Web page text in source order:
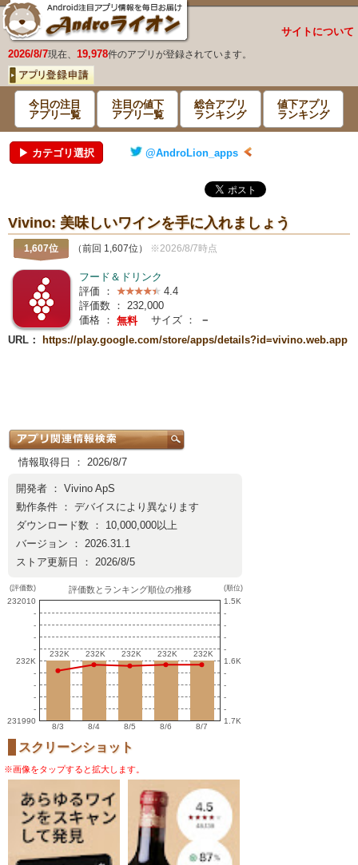
サイトについて
2026/8/7現在、 19,978件のアプリが登録されています。
今日の注目
アプリ一覧
注目の値下
アプリ一覧
総合アプリ
ランキング
値下アプリ
ランキング
▶ カテゴリ選択 @AndroLion_apps
Vivino: 美味しいワインを手に入れましょう
1,607位 （前回 1,607位） ※2026/8/7時点
フード＆ドリンク
評価 ：
4.4
評価数 ： 232,000
価格 ： 無料 サイズ ：
－
URL：
https://play.google.com/store/apps/details?id=vivino.web.app
情報取得日 ： 2026/8/7
開発者 ： Vivino ApS
動作条件 ： デバイスにより異なります
ダウンロード数 ： 10,000,000以上
バージョン ： 2026.31.1
ストア更新日 ： 2026/8/5
(評価数)
232010
-
-
-
-
232K
-
-
-
-
231990
評価数とランキング順位の推移
232K
232K 232K
232K 232K
232K 232K
232K 232K
232K
8/3 8/4 8/5 8/6 8/7
(順位)
1.5K
-
-
-
-
1.6K
-
-
-
-
1.7K
スクリーンショット
※画像をタップすると拡大します。